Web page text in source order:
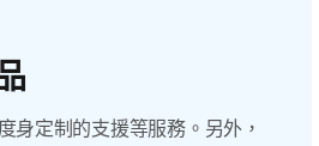
身定制的支援等服務。另外，